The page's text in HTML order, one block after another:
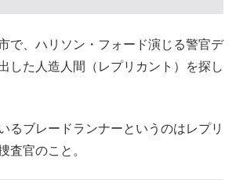
で、ハリソン・フォード演じる警官デ
した人造人間（レプリカント）を探し
るブレードランナーというのはレプリ
査官のこと。